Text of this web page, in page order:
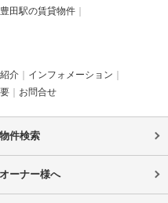
豊田駅の賃貸物件
介
インフォメーション
お問合せ
物件検索
オーナー様へ